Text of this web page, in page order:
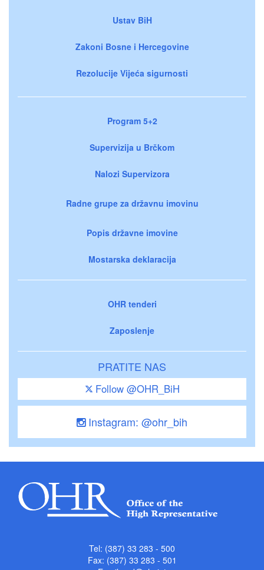
Ustav BiH
Zakoni Bosne i Hercegovine
Rezolucije Vijeća sigurnosti
Program 5+2
Supervizija u Brčkom
Nalozi Supervizora
Radne grupe za državnu imovinu
Popis državne imovine
Mostarska deklaracija
OHR tenderi
Zaposlenje
PRATITE NAS
Follow @OHR_BiH
Instagram: @ohr_bih
Tel: (387) 33 283 - 500
Fax: (387) 33 283 - 501